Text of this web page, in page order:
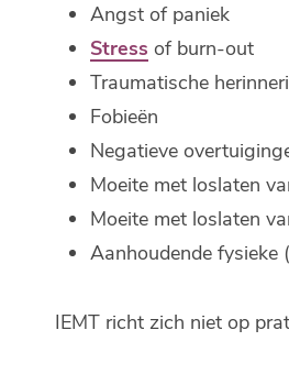
Angst of paniek
Stress of burn-out
Traumatische
Fobieën
Negatieve
Moeite met loslaten
Moeite met loslaten
Aanhoudende fysieke
IEMT richt zich niet op